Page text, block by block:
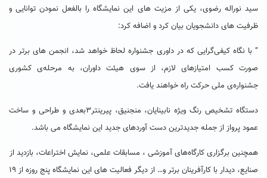
سید نوراله رضوی، یکی از مزیت های این نمایشگاه را بالفعل نمودن توانایی و
ظرفیت های دانشجویان بیان کرد و اضافه کرد:
” با نگاه کیفی‌گرایی که در داوری جشنواره لحاظ خواهد شد، انجمن های برتر در
صورت کسب امتیازهای لازم، از سوی هیئت داوران، به مرحله‌ی کشوری
جشنواره‌ی ملی حرکت راه خواهند یافت.
دستگاه تشخیص رنگ ویژه نابینایان، منجنیق، پیرینتر۳بعدی و طراحی و ساخت
عمود پرواز از جمله جدیدترین دست آوردهای جدید این نمایشگاه می باشد.
همچنین برگزاری کارگاه‌های آموزشی ، مسابقات علمی، نمایش اختراعات، بازدید از
صنایع، دیدار با کارآفرینان برتر و… از دیگر فعالیت های این نمایشگاه پنج روزه از ۱۹